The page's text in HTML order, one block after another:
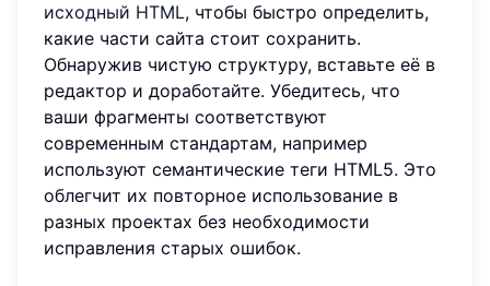
исходный HTML, чтобы быстро определить,
какие части сайта стоит сохранить.
Обнаружив чистую структуру, вставьте её в
редактор и доработайте. Убедитесь, что
ваши фрагменты соответствуют
современным стандартам, например
используют семантические теги HTML5. Это
облегчит их повторное использование в
разных проектах без необходимости
исправления старых ошибок.